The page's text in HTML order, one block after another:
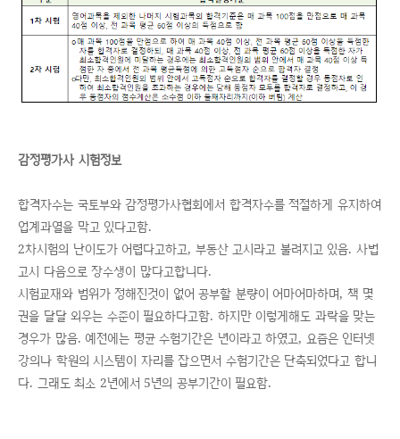
감정평가사 시험정보
합격자수는 국토부와 감정평가사협회에서 합격자수를 적절하게 유지하여
업계과열을 막고 있다고함.
2차시험의 난이도가 어렵다고하고, 부동산 고시라고 불려지고 있음. 사법
고시 다음으로 장수생이 많다고합니다.
시험교재와 범위가 정해진것이 없어 공부할 분량이 어마어마하며, 책 몇
권을 달달 외우는 수준이 필요하다고함. 하지만 이렇게해도 과락을 맞는
경우가 많음. 예전에는 평균 수험기간은 년이라고 하였고, 요즘은 인터넷
강의나 학원의 시스템이 자리를 잡으면서 수험기간은 단축되었다고 합니
다. 그래도 최소 2년에서 5년의 공부기간이 필요함.